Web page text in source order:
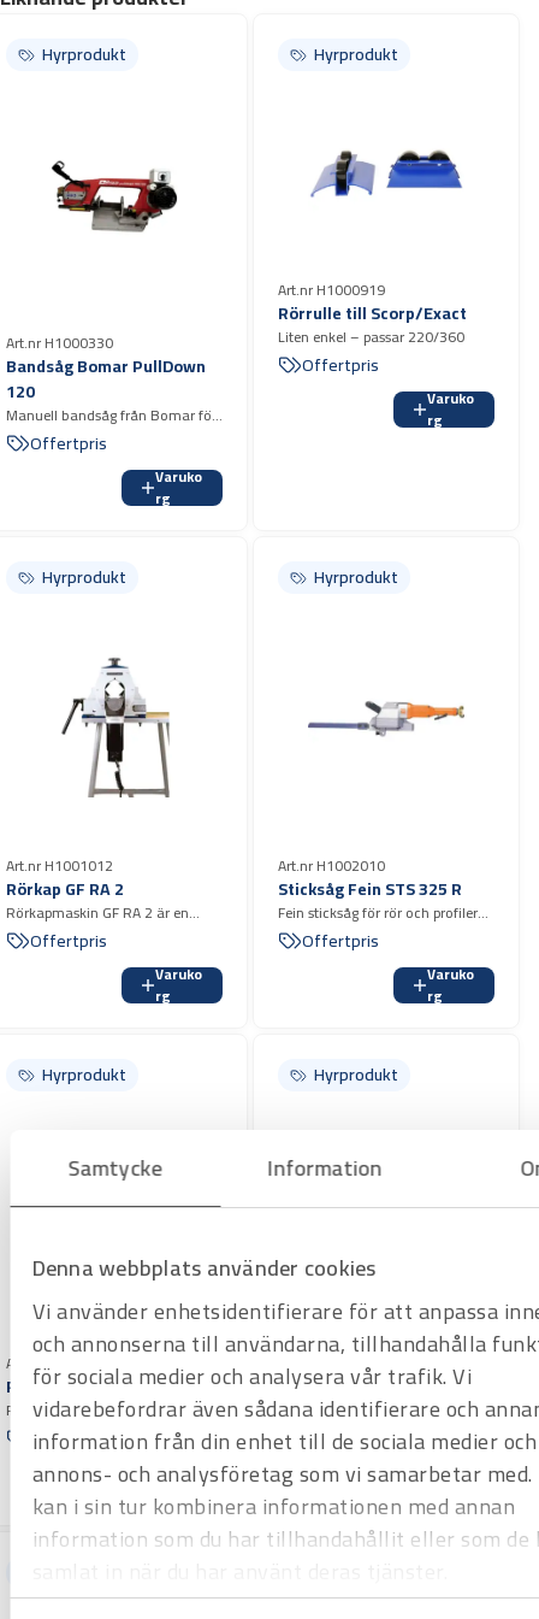
Samtycke Information
Denna webbplats använder cookies
Vi använder enhetsidentifierare för att anpassa
och annonserna till användarna, tillhandahålla
för sociala medier och analysera vår trafik. Vi
vidarebefordrar även sådana identifierare och
information från din enhet till de sociala medier och
annons- och analysföretag som vi samarbetar med.
kan i sin tur kombinera informationen med annan
information som du har tillhandahållit eller som de
Li-jon-batteri
Hyrprodukt
Art.nr H1000330
Bandsåg Bomar PullDown
120
Manuell bandsåg från Bomar för
enkel gerkapning. Lämplig för
metall-kapning samt gering upp
till 60° för max rör 120 mm.
Offertpris
Varuko
rg
Hyrprodukt
Art.nr H1000919
Rörrulle till Scorp/Exact
Liten enkel – passar 220/360
Offertpris
Varuko
rg
Hyrprodukt
Art.nr H1001012
Rörkap GF RA 2
Rörkapmaskin GF RA 2 är en
kraftig och robust eldriven
rörkapmaskin för kapning av rör i
stål, syrafast stål, gjutjärn,
aluminium, koppar och plast.
Offertpris
Varuko
rg
Hyrprodukt
Art.nr H1002010
Sticksåg Fein STS 325 R
Fein sticksåg för rör och profiler
som klarar stora dimensioner.
Kapar rör i stål, gjutjärn,
lättbetong och plast med en
diameter mellan 80-400 mm
Offertpris
Varuko
rg
Hyrprodukt
Art.nr H1000965
Rörkap Orbitalum PS 4.5
Rörkapmaskin GF PS 4.5 är en
kompakt och lätt eldriven
rörkapmaskin för kapning av i
första hand tunnväggiga rostfria
Offertpris
Varuko
rg
Hyrprodukt
Art.nr H1000970
Rörkap Orbitalum PS 6.6
Rörkapmaskin GF PS 6.6 är en
kompakt och lätt eldriven
rörkapmaskin för kapning av i
första hand tunnväggiga rostfria
rör.
Offertpris
Varuko